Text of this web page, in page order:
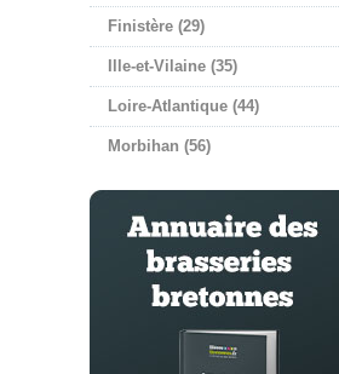
Finistère (29)
Ille-et-Vilaine (35)
Loire-Atlantique (44)
Morbihan (56)